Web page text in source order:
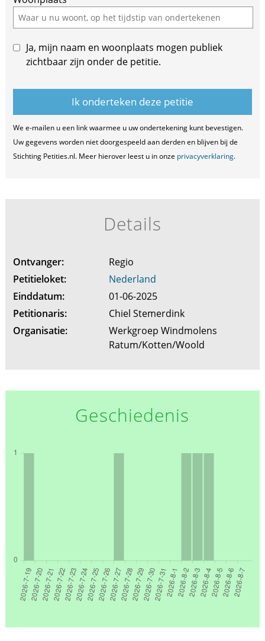
field
Ja, mijn naam en woonplaats mogen publiek
zichtbaar zijn onder de petitie.
We e-mailen u een link waarmee u uw ondertekening kunt bevestigen.
Uw gegevens worden niet doorgespeeld aan derden en blijven bij de
Stichting Petities.nl. Meer hierover leest u in onze privacyverklaring.
Details
Ontvanger:
Regio
Petitieloket:
Nederland
Einddatum:
01-06-2025
Petitionaris:
Chiel Stemerdink
Organisatie:
Werkgroep Windmolens
Ratum/Kotten/Woold
Geschiedenis